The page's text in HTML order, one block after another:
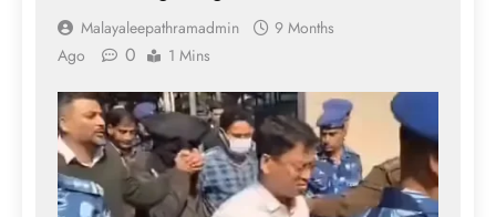
Malayaleepathramadmin
9 Months
Ago
0 1 Mins